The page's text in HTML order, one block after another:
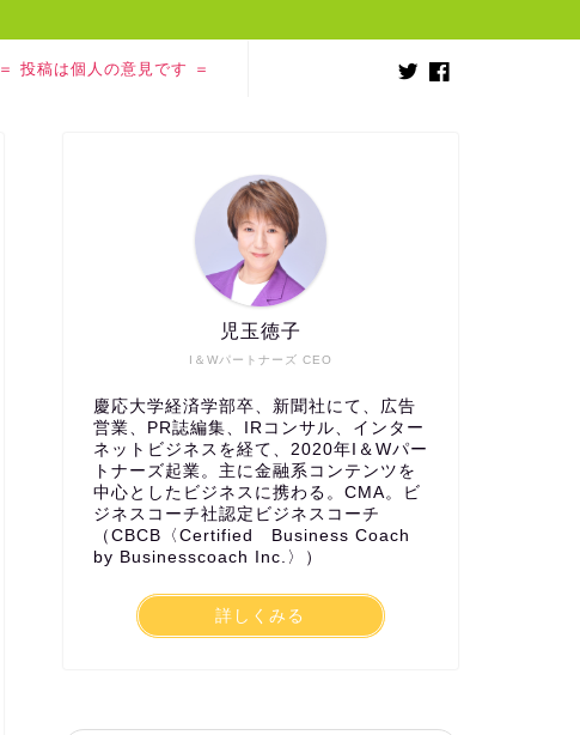
＝ 投稿は個人の意見です ＝
I＆Wパートナーズ CEO
児玉徳子
慶応大学経済学部卒、新聞社にて、広告
営業、PR誌編集、IRコンサル、インター
ネットビジネスを経て、2020年I＆Wパー
トナーズ起業。主に金融系コンテンツを
中心としたビジネスに携わる。CMA。ビ
ジネスコーチ社認定ビジネスコーチ
（CBCB〈Certified Business Coach
by Businesscoach Inc.〉）
詳しくみる